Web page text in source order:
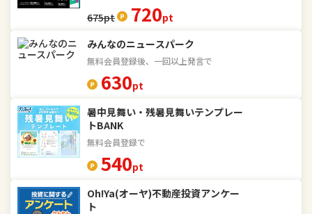
675pt 720pt
みんなのニュースパーク
無料会員登録後、一回以上発言で
630pt
暑中見舞い・残暑見舞いテンプレー
トBANK
無料会員登録で
540pt
Oh!Ya(オーヤ)不動産投資アンケー
ト